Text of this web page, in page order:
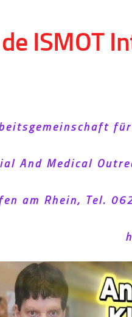
ISMOT
And Medical
am Rhein, Tel.